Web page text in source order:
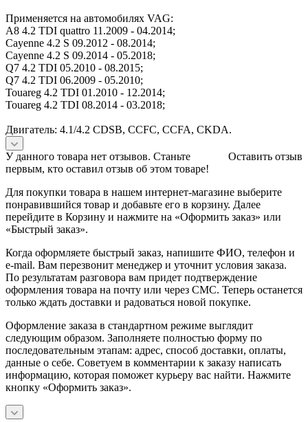
Применяется на автомобилях VAG:
A8 4.2 TDI quattro 11.2009 - 04.2014;
Cayenne 4.2 S 09.2012 - 08.2014;
Cayenne 4.2 S 09.2014 - 05.2018;
Q7 4.2 TDI 05.2010 - 08.2015;
Q7 4.2 TDI 06.2009 - 05.2010;
Touareg 4.2 TDI 01.2010 - 12.2014;
Touareg 4.2 TDI 08.2014 - 03.2018;
Двигатель: 4.1/4.2 CDSB, CCFC, CCFA, CKDA.
Оставить отзыв
У данного товара нет отзывов. Станьте
первым, кто оставил отзыв об этом товаре!
Для покупки товара в нашем интернет-магазине выберите
понравившийся товар и добавьте его в корзину. Далее
перейдите в Корзину и нажмите на «Оформить заказ» или
«Быстрый заказ».
Когда оформляете быстрый заказ, напишите ФИО, телефон и
e-mail. Вам перезвонит менеджер и уточнит условия заказа.
По результатам разговора вам придет подтверждение
оформления товара на почту или через СМС. Теперь останется
только ждать доставки и радоваться новой покупке.
Оформление заказа в стандартном режиме выглядит
следующим образом. Заполняете полностью форму по
последовательным этапам: адрес, способ доставки, оплаты,
данные о себе. Советуем в комментарии к заказу написать
информацию, которая поможет курьеру вас найти. Нажмите
кнопку «Оформить заказ».